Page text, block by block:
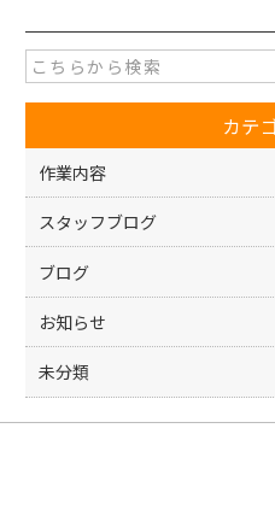
e
b
o
o
k
er
カテ
作業内容
スタッフブログ
ブログ
お知らせ
未分類